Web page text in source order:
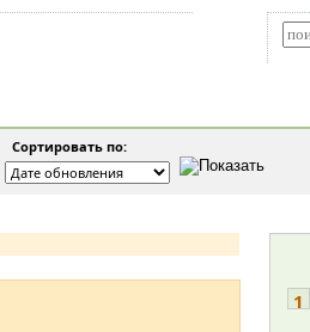
Сортировать по:
1